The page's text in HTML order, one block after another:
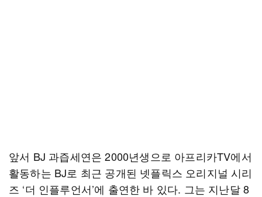
앞서 BJ 과즙세연은 2000년생으로 아프리카TV에서
활동하는 BJ로 최근 공개된 넷플릭스 오리지널 시리
즈 ‘더 인플루언서’에 출연한 바 있다. 그는 지난달 8